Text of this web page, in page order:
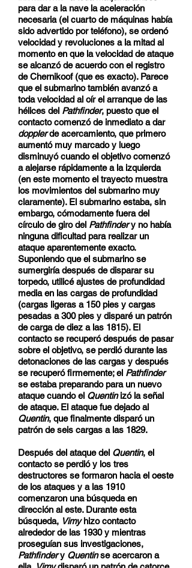
para dar a la nave la aceleración
necesaria (el cuarto de máquinas había
sido advertido por teléfono), se ordenó
velocidad y revoluciones a la mitad al
momento en que la velocidad de ataque
se alcanzó de acuerdo con el registro
de Chernikoof (que es exacto). Parece
que el submarino también avanzó a
toda velocidad al oír el arranque de las
hélices del Pathfinder, puesto que el
contacto comenzó de inmediato a dar
dopplerde acercamiento, que primero
aumentó muy marcado y luego
disminuyó cuando el objetivo comenzó
a alejarse rápidamente a la izquierda
(en este momento el trayecto muestra
los movimientos del submarino muy
claramente). El submarino estaba, sin
embargo, cómodamente fuera del
círculo de giro del Pathfindery no había
ninguna dificultad para realizar un
ataque aparentemente exacto.
Suponiendo que el submarino se
sumergiría después de disparar su
torpedo, utilicé ajustes de profundidad
media en las cargas de profundidad
(cargas ligeras a 150 pies y cargas
pesadas a 300 pies y disparé un patrón
de carga de diez a las 1815). El
contacto se recuperó después de pasar
sobre el objetivo, se perdió durante las
detonaciones de las cargas y después
se recuperó firmemente; el Pathfinder
se estaba preparando para un nuevo
ataque cuando el Quentinizó la señal
de ataque. El ataque fue dejado al
Quentin, que finalmente disparó un
patrón de seis cargas a las 1829.
Después del ataque del Quentin, el
contacto se perdió y los tres
destructores se formaron hacia el oeste
de los ataques y a las 1910
comenzaron una búsqueda en
dirección al este. Durante esta
búsqueda, Vimyhizo contacto
alrededor de las 1930 y mientras
proseguían sus investigaciones,
Pathfindery Quentinse acercaron a